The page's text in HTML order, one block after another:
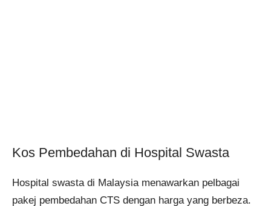
Kos Pembedahan di Hospital Swasta
Hospital swasta di Malaysia menawarkan pelbagai
pakej pembedahan CTS dengan harga yang berbeza.